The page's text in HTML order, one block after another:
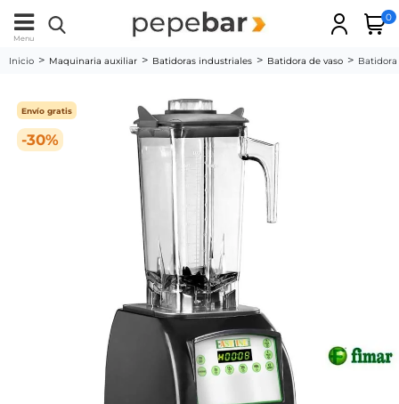
Menu
0
Inicio Maquinaria auxiliar Batidoras industriales Batidora de vaso
-30%
Envío gratis